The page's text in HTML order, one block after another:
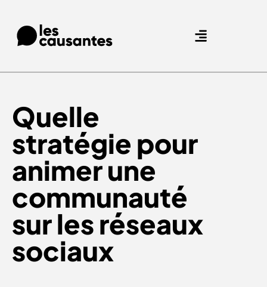
Quelle
stratégie pour
animer une
communauté
sur les réseaux
sociaux